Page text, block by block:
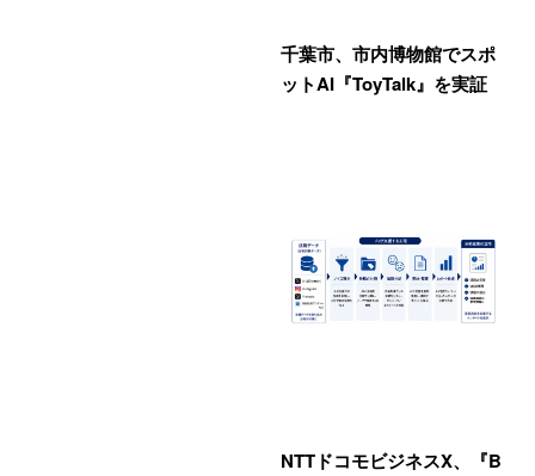
千葉市、市内博物館でスポ
ットAI『ToyTalk』を実証
NTTドコモビジネスX、『B